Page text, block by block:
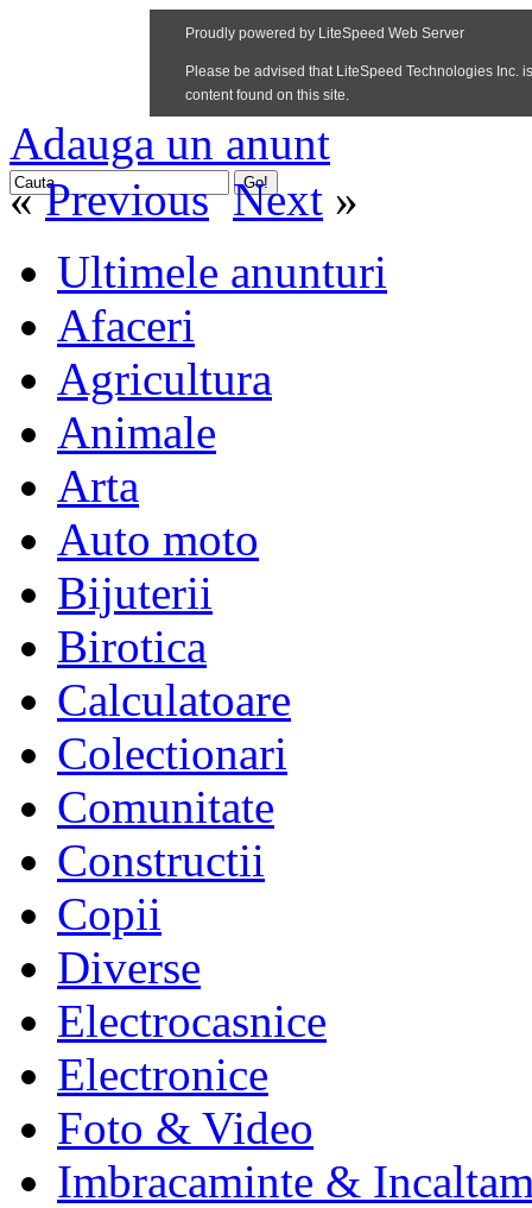
Adauga un anunt
«Previous Next »
Ultimele anunturi
Afaceri
Agricultura
Animale
Arta
Auto moto
Bijuterii
Birotica
Calculatoare
Colectionari
Comunitate
Constructii
Copii
Diverse
Electrocasnice
Electronice
Foto & Video
Imbracaminte &